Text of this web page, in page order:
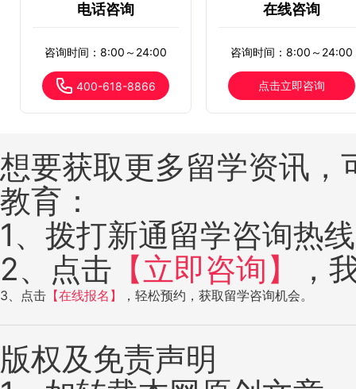
电话咨询
咨询时间：8:00～24:00
400-618-8866
在线咨询
咨询时间：8:00～24:00
点击立即咨询
想要获取更多留学资讯
教育：
1、拨打新通留学咨询热
2、点击 【立即咨询】 ，
3、点击 【在线报名】 ，轻松预约，获取留学咨询机会。
版权及免责声明